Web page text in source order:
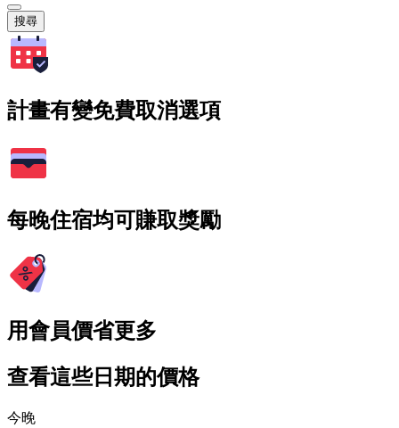
搜尋
計畫有變免費取消選項
每晚住宿均可賺取獎勵
用會員價省更多
查看這些日期的價格
今晚